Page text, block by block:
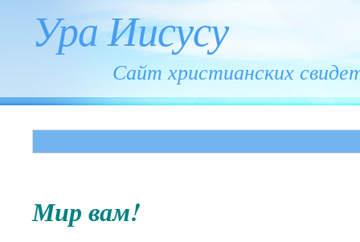
Ура Иисусу
Сайт христианских
Мир вам!